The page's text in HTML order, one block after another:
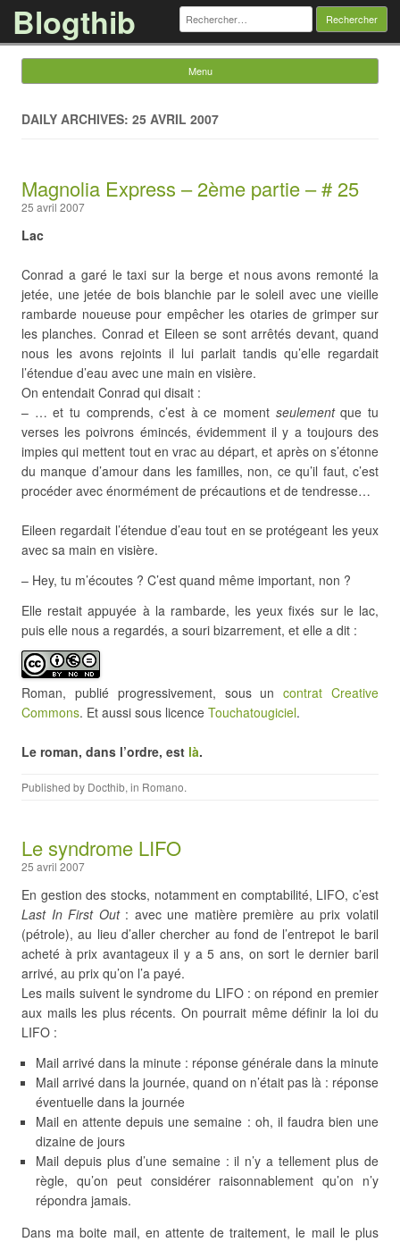
Blogthib Rechercher :
Menu
DAILY ARCHIVES: 25 AVRIL 2007
Magnolia Express – 2ème partie – # 25
25 avril 2007
Lac
Conrad a garé le taxi sur la berge et nous avons remonté la
jetée, une jetée de bois blanchie par le soleil avec une vieille
rambarde noueuse pour empêcher les otaries de grimper sur
les planches. Conrad et Eileen se sont arrêtés devant, quand
nous les avons rejoints il lui parlait tandis qu’elle regardait
l’étendue d’eau avec une main en visière.
On entendait Conrad qui disait :
– … et tu comprends, c’est à ce moment seulementque tu
verses les poivrons émincés, évidemment il y a toujours des
impies qui mettent tout en vrac au départ, et après on s’étonne
du manque d’amour dans les familles, non, ce qu’il faut, c’est
procéder avec énormément de précautions et de tendresse…
Eileen regardait l’étendue d’eau tout en se protégeant les yeux
avec sa main en visière.
– Hey, tu m’écoutes ? C’est quand même important, non ?
Elle restait appuyée à la rambarde, les yeux fixés sur le lac,
puis elle nous a regardés, a souri bizarrement, et elle a dit :
Roman, publié progressivement, sous uncontrat Creative
Commons. Et aussi sous licence Touchatougiciel.
Le roman, dans l’ordre, est là.
Published by Docthib, in Romano.
Le syndrome LIFO
25 avril 2007
En gestion des stocks, notamment en comptabilité, LIFO, c’est
Last In First Out: avec une matière première au prix volatil
(pétrole), au lieu d’aller chercher au fond de l’entrepot le baril
acheté à prix avantageux il y a 5 ans, on sort le dernier baril
arrivé, au prix qu’on l’a payé.
Les mails suivent le syndrome du LIFO : on répond en premier
aux mails les plus récents. On pourrait même définir la loi du
LIFO :
Mail arrivé dans la minute : réponse générale dans la minute
Mail arrivé dans la journée, quand on n’était pas là : réponse
éventuelle dans la journée
Mail en attente depuis une semaine : oh, il faudra bien une
dizaine de jours
Mail depuis plus d’une semaine : il n’y a tellement plus de
règle, qu’on peut considérer raisonnablement qu’on n’y
répondra jamais.
Dans ma boite mail, en attente de traitement, le mail le plus